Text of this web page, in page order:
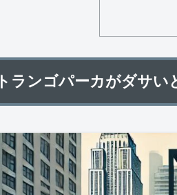
トランゴパーカがダサ